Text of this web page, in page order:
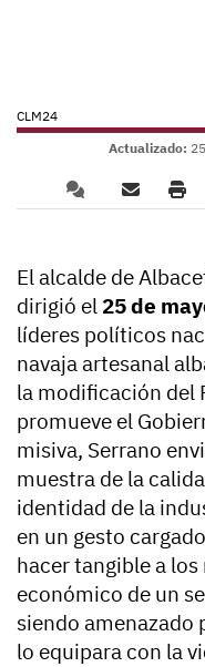
CLM24
Actualizado:
El alcalde de
dirigió el 25 de
líderes políticos
navaja artesanal
la modificación del
promueve el
misiva, Serrano
muestra de la
identidad de la
en un gesto
hacer tangible a
económico de un
siendo amenazado
lo equipara con la